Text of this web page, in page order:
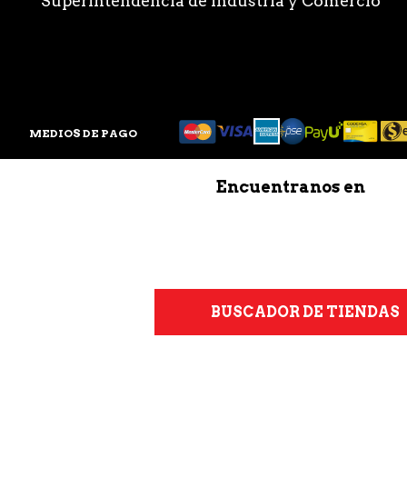
Encuentranos en
BUSCADOR DE TIENDAS
MEDIOS DE PAGO